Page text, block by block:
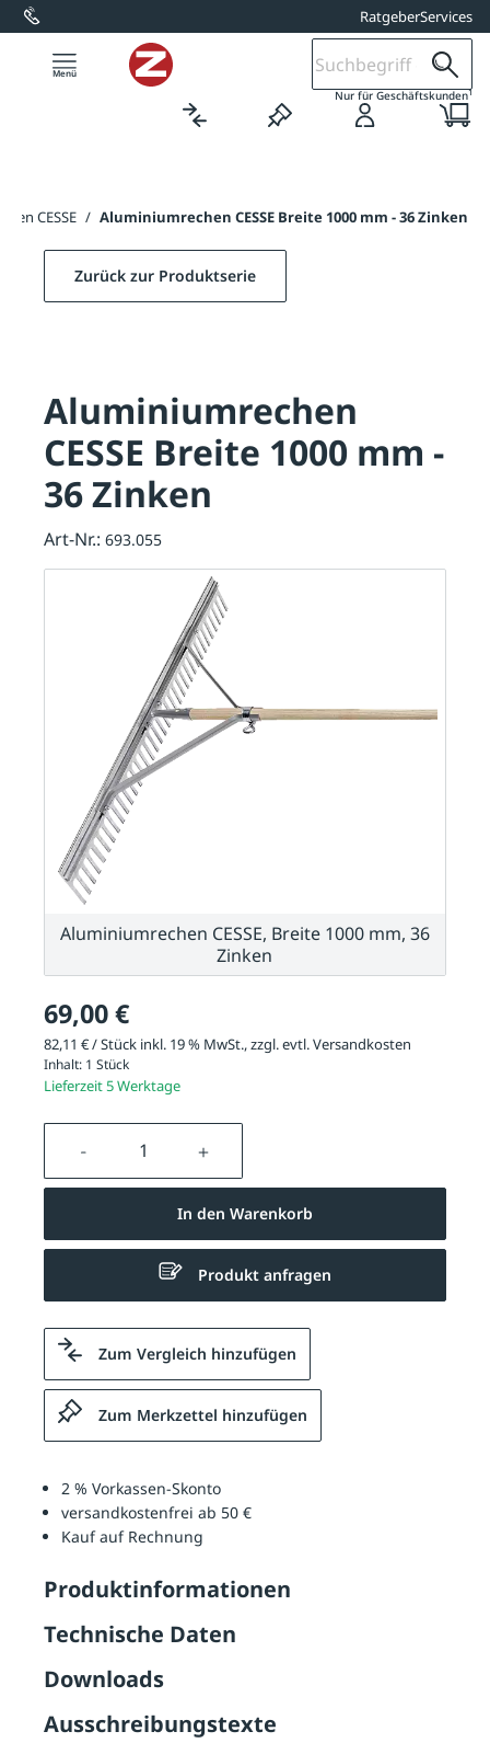
springen RatgeberServices
Nur für Geschäftskunden1
CESSE / Aluminiumrechen CESSE Breite 1000 mm - 36 Zinken
69,00 €
82,11 € / Stück inkl. 19 % MwSt., zzgl. evtl.Versandkosten
Inhalt: 1 Stück
Lieferzeit 5 Werktage
Produkt Anzahl: Gib den
In den Warenkorb
Produkt anfragen
Zum Vergleich hinzufügen
Zum Merkzettel hinzufügen
2 % Vorkassen-Skonto
versandkostenfrei ab 50 €
Kauf auf Rechnung
Produktinformationen
Technische Daten
Downloads
Ausschreibungstexte
Zurück zur Produktserie
Aluminiumrechen
CESSE Breite 1000 mm -
36 Zinken
Art-Nr.: 693.055
Aluminiumrechen CESSE, Breite 1000 mm, 36
Zinken